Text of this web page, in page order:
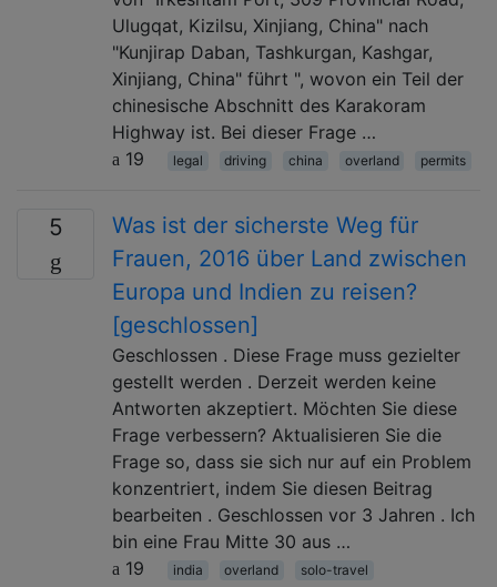
Ulugqat, Kizilsu, Xinjiang, China" nach
"Kunjirap Daban, Tashkurgan, Kashgar,
Xinjiang, China" führt ", wovon ein Teil der
chinesische Abschnitt des Karakoram
Highway ist. Bei dieser Frage …
19
legal driving china overland permits
5
Was ist der sicherste Weg für
Frauen, 2016 über Land zwischen
Europa und Indien zu reisen?
[geschlossen]
Geschlossen . Diese Frage muss gezielter
gestellt werden . Derzeit werden keine
Antworten akzeptiert. Möchten Sie diese
Frage verbessern? Aktualisieren Sie die
Frage so, dass sie sich nur auf ein Problem
konzentriert, indem Sie diesen Beitrag
bearbeiten . Geschlossen vor 3 Jahren . Ich
bin eine Frau Mitte 30 aus …
19
india overland
solo-travel